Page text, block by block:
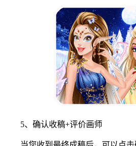
5、确认收稿+评价画师